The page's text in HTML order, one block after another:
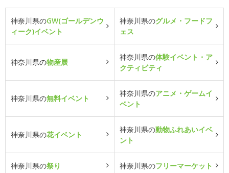
神奈川県のGW(ゴールデンウ
ィーク)イベント
神奈川県のグルメ・フードフ
ェス
神奈川県の物産展
神奈川県の体験イベント・ア
クティビティ
神奈川県の無料イベント
神奈川県のアニメ・ゲームイ
ベント
神奈川県の花イベント
神奈川県の動物ふれあいイベ
ント
神奈川県の祭り 神奈川県のフリーマーケット